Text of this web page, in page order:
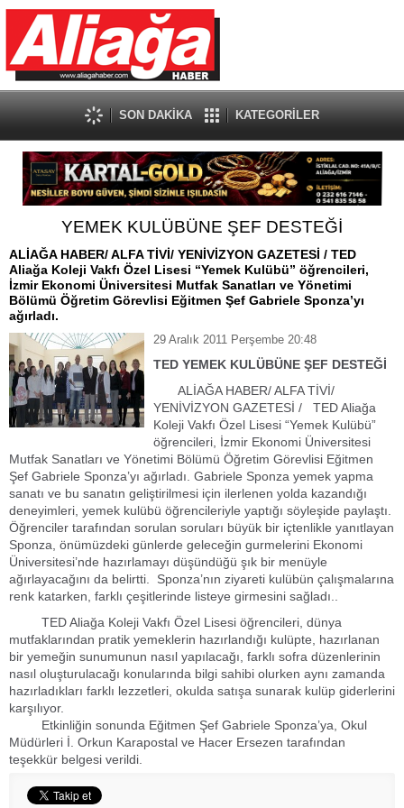
SON DAKİKA KATEGORİLER
YEMEK KULÜBÜNE ŞEF DESTEĞİ
ALİAĞA HABER/ ALFA TİVİ/ YENİVİZYON GAZETESİ / TED
Aliağa Koleji Vakfı Özel Lisesi “Yemek Kulübü” öğrencileri,
İzmir Ekonomi Üniversitesi Mutfak Sanatları ve Yönetimi
Bölümü Öğretim Görevlisi Eğitmen Şef Gabriele Sponza’yı
ağırladı.
29 Aralık 2011 Perşembe 20:48
TED YEMEK KULÜBÜNE ŞEF DESTEĞİ
ALİAĞA HABER/ ALFA TİVİ/
YENİVİZYON GAZETESİ / TED Aliağa
Koleji Vakfı Özel Lisesi “Yemek Kulübü”
öğrencileri, İzmir Ekonomi Üniversitesi
Mutfak Sanatları ve Yönetimi Bölümü Öğretim Görevlisi Eğitmen
Şef Gabriele Sponza’yı ağırladı. Gabriele Sponza yemek yapma
sanatı ve bu sanatın geliştirilmesi için ilerlenen yolda kazandığı
deneyimleri, yemek kulübü öğrencileriyle yaptığı söyleşide paylaştı.
Öğrenciler tarafından sorulan soruları büyük bir içtenlikle yanıtlayan
Sponza, önümüzdeki günlerde geleceğin gurmelerini Ekonomi
Üniversitesi’nde hazırlamayı düşündüğü şık bir menüyle
ağırlayacağını da belirtti. Sponza’nın ziyareti kulübün çalışmalarına
renk katarken, farklı çeşitlerinde listeye girmesini sağladı..
TED Aliağa Koleji Vakfı Özel Lisesi öğrencileri, dünya
mutfaklarından pratik yemeklerin hazırlandığı kulüpte, hazırlanan
bir yemeğin sunumunun nasıl yapılacağı, farklı sofra düzenlerinin
nasıl oluşturulacağı konularında bilgi sahibi olurken aynı zamanda
hazırladıkları farklı lezzetleri, okulda satışa sunarak kulüp giderlerini
karşılıyor.
Etkinliğin sonunda Eğitmen Şef Gabriele Sponza’ya, Okul
Müdürleri İ. Orkun Karapostal ve Hacer Ersezen tarafından
teşekkür belgesi verildi.